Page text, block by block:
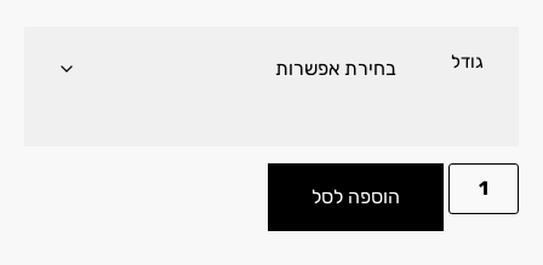
גודל
הוספה לסל